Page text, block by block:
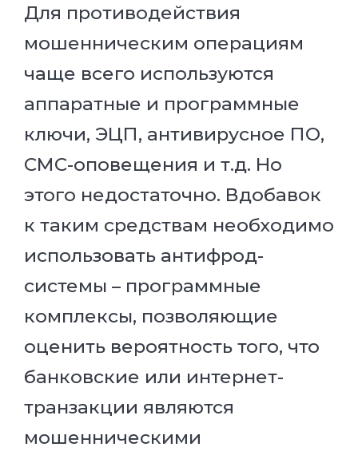
Для противодействия
мошенническим операциям
чаще всего используются
аппаратные и программные
ключи, ЭЦП, антивирусное ПО,
СМС-оповещения и т.д. Но
этого недостаточно. Вдобавок
к таким средствам необходимо
использовать антифрод-
системы – программные
комплексы, позволяющие
оценить вероятность того, что
банковские или интернет-
транзакции являются
мошенническими